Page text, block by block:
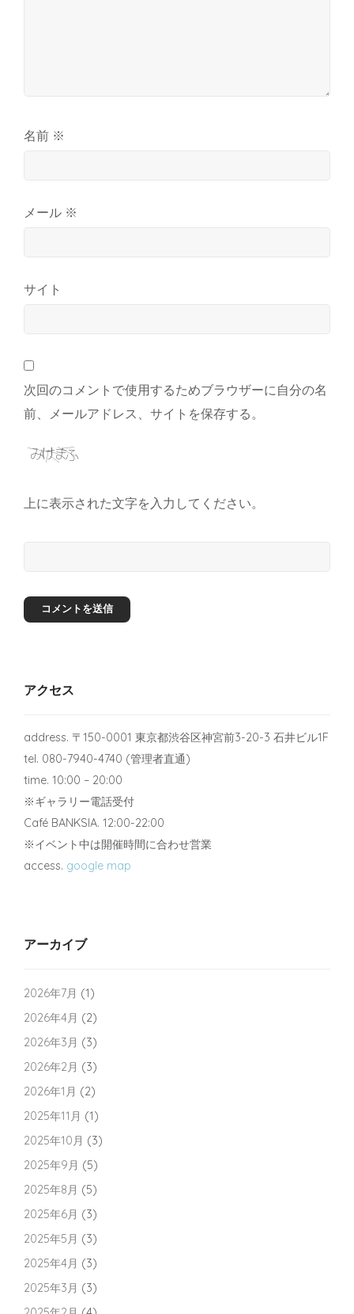
名前 ※
メール ※
サイト
次回のコメントで使用するためブラウザーに自分の名
前、メールアドレス、サイトを保存する。
上に表示された文字を入力してください。
アクセス
address. 〒150-0001 東京都渋谷区神宮前3-20-3 石井ビル1F
tel. 080-7940-4740 (管理者直通)
time. 10:00 – 20:00
※ギャラリー電話受付
Café BANKSIA. 12:00-22:00
※イベント中は開催時間に合わせ営業
access. google map
アーカイブ
2026年7月 (1)
2026年4月 (2)
2026年3月 (3)
2026年2月 (3)
2026年1月 (2)
2025年11月 (1)
2025年10月 (3)
2025年9月 (5)
2025年8月 (5)
2025年6月 (3)
2025年5月 (3)
2025年4月 (3)
2025年3月 (3)